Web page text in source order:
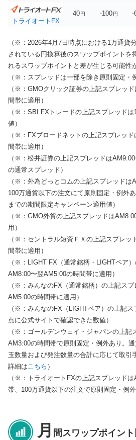
トライオートFX
40 円 -100円 -
（※：2026年4月7日時点における1万通貨
されている円換算後のスワップポイントを
れるスワップポイントと差が生じる可能性
（※：スプレッドは一部を除き原則固定・
（※：GMOクリック証券の上記スプレッ
間帯に適用）
（※：SBI FXトレードの上記スプレッド
値）
（※：FXブロードネットの上記スプレッ
間帯に適用）
（※：松井証券の上記スプレッドは
の通常スプレッド）
（※：外為どっとコムの上記スプレッドは
100万通貨以下の注文にて原則固定・例外
までの期間限定キャンペーン適用値）
（※：GMO外貨の上記スプレッドは
用）
（※：セントラル短資ＦＸの上記スプレッ
間帯に適用）
（※：LIGHT FX（通常銘柄・LIGHTペア
AM8:00〜翌AM5:00の時間帯に適用）
（※：みんなのFX（通常銘柄）の上記ス
AM5:00の時間帯に適用）
（※：みんなのFX（LIGHTペア）の上記
点に公式サイトで確認できた数値）
（※：ゴールデンウェイ・ジャパンの上記
AM3:00の時間帯で原則固定・例外あり。
玉数量および発注数量の合計に応じて取引
詳細は こちら ）
（※：トライオートFXの上記スプレッド
帯、100万通貨以下の注文で原則固定・例外
月 間スワップポイン